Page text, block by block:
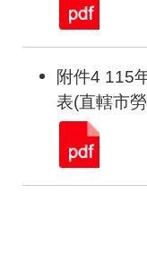
附件4 115
表(直轄市